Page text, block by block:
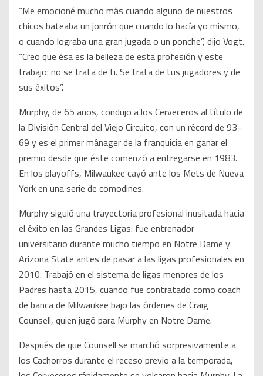
“Me emocioné mucho más cuando alguno de nuestros
chicos bateaba un jonrón que cuando lo hacía yo mismo,
o cuando lograba una gran jugada o un ponche”, dijo Vogt.
“Creo que ésa es la belleza de esta profesión y este
trabajo: no se trata de ti. Se trata de tus jugadores y de
sus éxitos”.
Murphy, de 65 años, condujo a los Cerveceros al título de
la División Central del Viejo Circuito, con un récord de 93-
69 y es el primer mánager de la franquicia en ganar el
premio desde que éste comenzó a entregarse en 1983.
En los playoffs, Milwaukee cayó ante los Mets de Nueva
York en una serie de comodines.
Murphy siguió una trayectoria profesional inusitada hacia
el éxito en las Grandes Ligas: fue entrenador
universitario durante mucho tiempo en Notre Dame y
Arizona State antes de pasar a las ligas profesionales en
2010. Trabajó en el sistema de ligas menores de los
Padres hasta 2015, cuando fue contratado como coach
de banca de Milwaukee bajo las órdenes de Craig
Counsell, quien jugó para Murphy en Notre Dame.
Después de que Counsell se marchó sorpresivamente a
los Cachorros durante el receso previo a la temporada,